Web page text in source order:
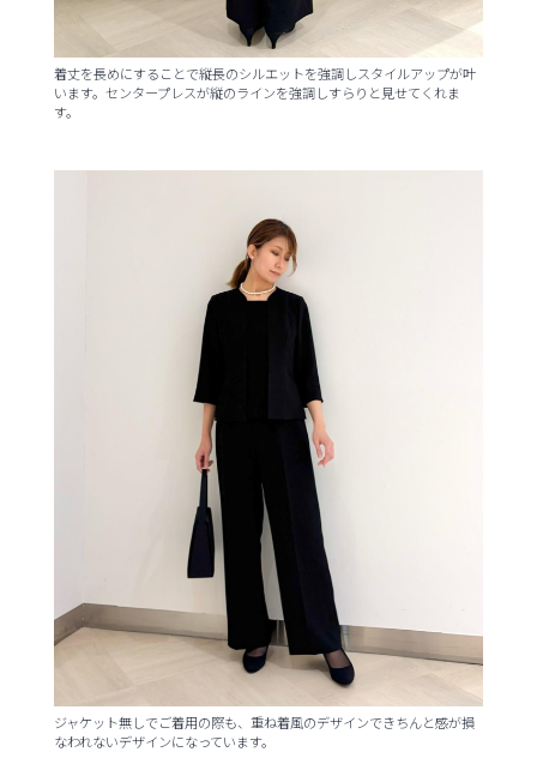
着丈を長めにすることで縦長のシルエットを強調しスタイルアップが叶
います。センタープレスが縦のラインを強調しすらりと見せてくれま
す。
ジャケット無しでご着用の際も、重ね着風のデザインできちんと感が損
なわれないデザインになっています。